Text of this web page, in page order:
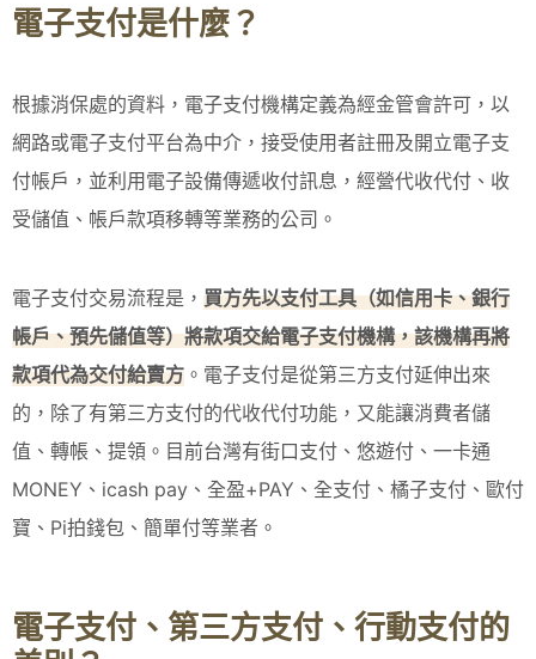
電子支付是什麼？
根據消保處的資料，電子支付機構定義為經金管會許可，以
網路或電子支付平台為中介，接受使用者註冊及開立電子支
付帳戶，並利用電子設備傳遞收付訊息，經營代收代付、收
受儲值、帳戶款項移轉等業務的公司。
電子支付交易流程是， 買方先以支付工具（如信用卡、銀行
帳戶、預先儲值等）將款項交給電子支付機構，該機構再將
款項代為交付給賣方 。電子支付是從第三方支付延伸出來
的，除了有第三方支付的代收代付功能，又能讓消費者儲
值、轉帳、提領。目前台灣有街口支付、悠遊付、一卡通
MONEY、icash pay、全盈+PAY、全支付、橘子支付、歐付
寶、Pi拍錢包、簡單付等業者。
電子支付、第三方支付、行動支付的